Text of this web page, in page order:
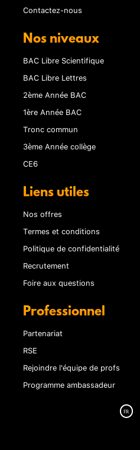
Contactez-nous
Nos niveaux
BAC Libre Scientifique
BAC Libre Lettres
2ème Année BAC
1ère Année BAC
Tronc commun
3ème Année collège
CE6
Liens utiles
Nos offres
Termes et conditions
Politique de confidentialité
Recrutement
Foire aux questions
Professionnel
Partenariat
RSE
Rejoindre l'équipe de profs
Programme ambassadeur